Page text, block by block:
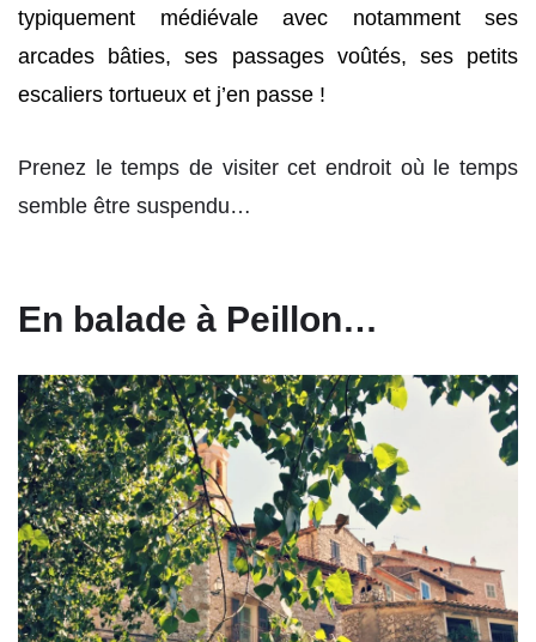
typiquement médiévale avec notamment ses
arcades bâties, ses passages voûtés, ses petits
escaliers tortueux et j’en passe !
Prenez le temps de visiter cet endroit où le temps
semble être suspendu…
En balade à Peillon…